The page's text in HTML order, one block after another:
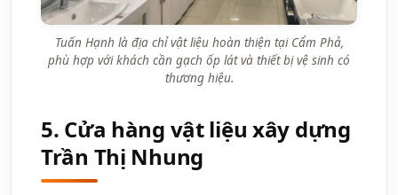
Tuấn Hạnh là địa chỉ vật liệu hoàn thiện tại Cẩm Phả,
phù hợp với khách cần gạch ốp lát và thiết bị vệ sinh có
thương hiệu.
5. Cửa hàng vật liệu xây dựng
Trần Thị Nhung